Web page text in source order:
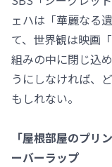
ェハは「華麗なる
て、世界観は映画
組みの中に閉じ込
うにしなければ、
もしれない。
「屋根部屋のプリ
ーバーラップ